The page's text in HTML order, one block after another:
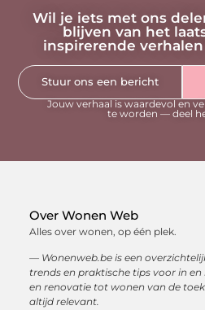
Wil je iets met ons
blijven van het
inspirerende
Stuur ons een bericht
Jouw verhaal is waardevol en
te worden — deel
Over Wonen Web
Alles over wonen, op één plek.
— Wonenweb.be is een
trends en praktische tips voor in
en renovatie tot wonen van de
altijd relevant.